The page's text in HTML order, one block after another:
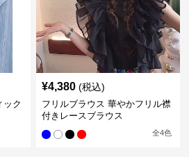
ック
¥4,380 (税込)
フリルブラウス 華やかフリル襟
付きレースブラウス
全4色